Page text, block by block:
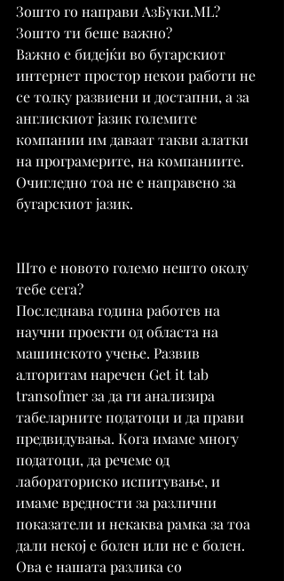
Зошто го направи АзБуки.ML?
Зошто ти беше важно?
Важно е бидејќи во бугарскиот
интернет простор некои работи не
се толку развиени и достапни, а за
англискиот јазик големите
компании им даваат такви алатки
на програмерите, на компаниите.
Очигледно тоа не е направено за
бугарскиот јазик.
Што е новото големо нешто околу
тебе сега?
Последнава година работев на
научни проекти од областа на
машинското учење. Развив
алгоритам наречен Get it tab
transofmer за да ги анализира
табеларните податоци и да прави
предвидувања. Кога имаме многу
податоци, да речеме од
лабораториско испитување, и
имаме вредности за различни
показатели и некаква рамка за тоа
дали некој е болен или не е болен.
Ова е нашата разлика со